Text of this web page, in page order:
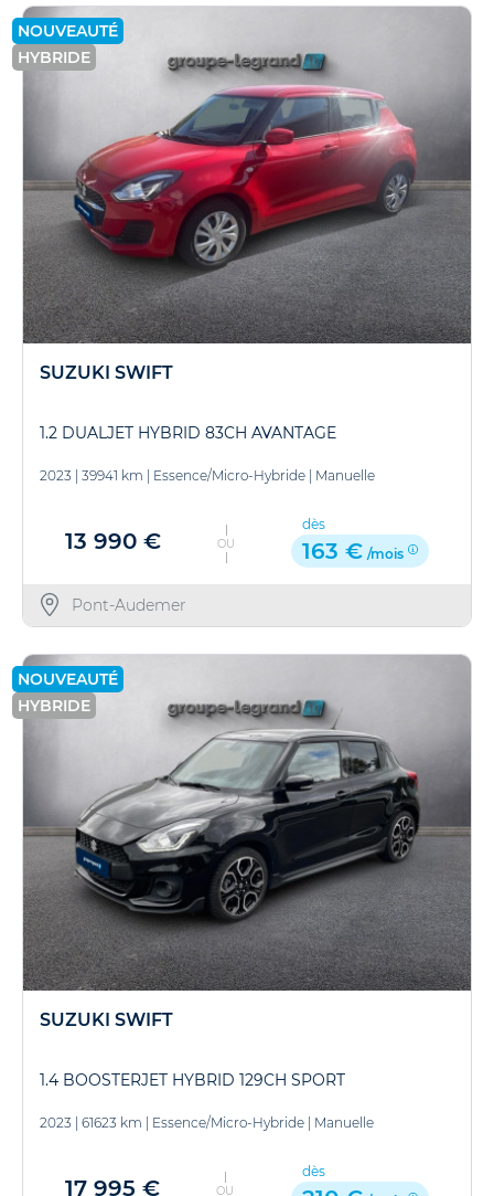
NOUVEAUTÉ
HYBRIDE
SUZUKI SWIFT
1.2 DUALJET HYBRID 83CH AVANTAGE
2023 39941 km Essence/Micro-Hybride Manuelle
13 990 € OU
dès
163 € /mois
Pont-Audemer
NOUVEAUTÉ
HYBRIDE
SUZUKI SWIFT
1.4 BOOSTERJET HYBRID 129CH SPORT
2023 61623 km Essence/Micro-Hybride Manuelle
17 995 € OU
dès